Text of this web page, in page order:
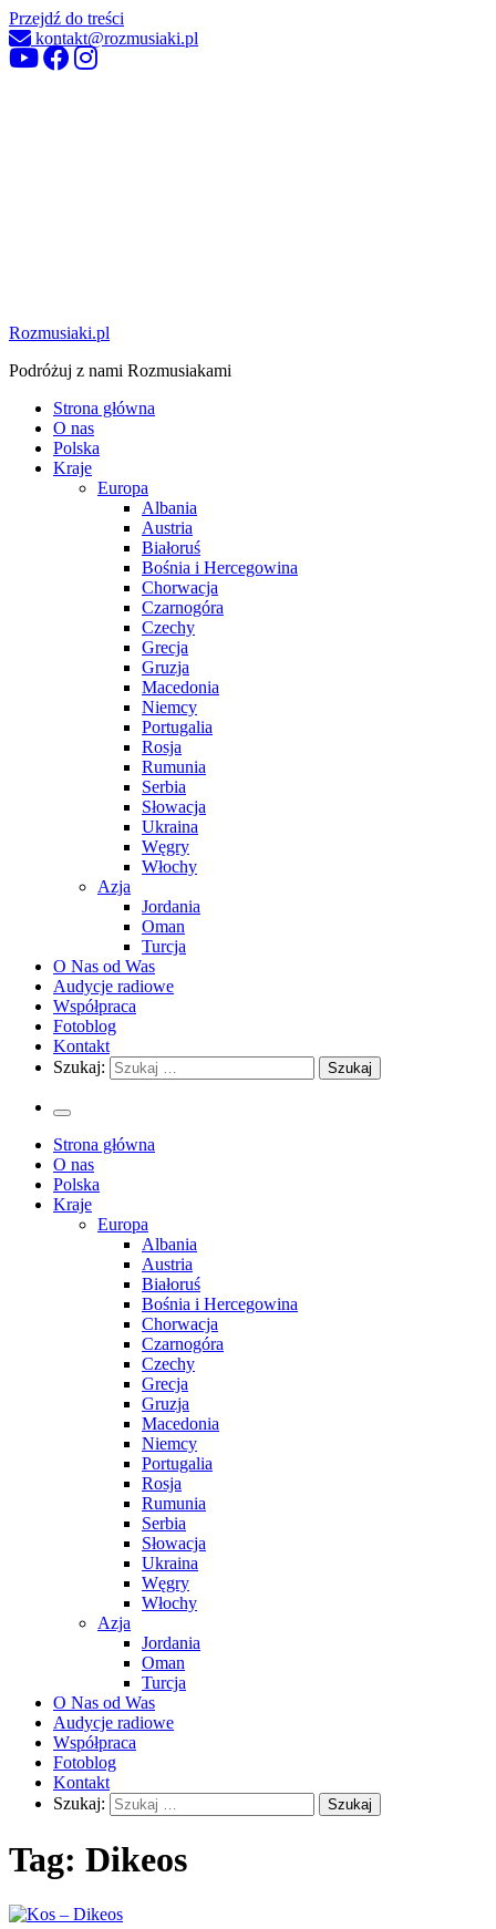
Przejdź do treści
kontakt@rozmusiaki.pl
Rozmusiaki.pl
Podróżuj z nami Rozmusiakami
Strona główna
O nas
Polska
Kraje
Europa
Albania
Austria
Białoruś
Bośnia i Hercegowina
Chorwacja
Czarnogóra
Czechy
Grecja
Gruzja
Macedonia
Niemcy
Portugalia
Rosja
Rumunia
Serbia
Słowacja
Ukraina
Węgry
Włochy
Azja
Jordania
Oman
Turcja
O Nas od Was
Audycje radiowe
Współpraca
Fotoblog
Kontakt
Szukaj:
Strona główna
O nas
Polska
Kraje
Europa
Albania
Austria
Białoruś
Bośnia i Hercegowina
Chorwacja
Czarnogóra
Czechy
Grecja
Gruzja
Macedonia
Niemcy
Portugalia
Rosja
Rumunia
Serbia
Słowacja
Ukraina
Węgry
Włochy
Azja
Jordania
Oman
Turcja
O Nas od Was
Audycje radiowe
Współpraca
Fotoblog
Kontakt
Szukaj:
Tag: Dikeos